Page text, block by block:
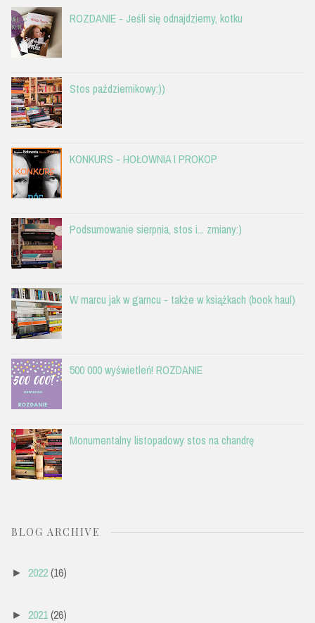
ROZDANIE - Jeśli się odnajdziemy, kotku
Stos październikowy:))
KONKURS - HOŁOWNIA I PROKOP
Podsumowanie sierpnia, stos i... zmiany:)
W marcu jak w garncu - także w książkach (book haul)
500 000 wyświetleń! ROZDANIE
Monumentalny listopadowy stos na chandrę
BLOG ARCHIVE
► 2022(16)
► 2021(26)